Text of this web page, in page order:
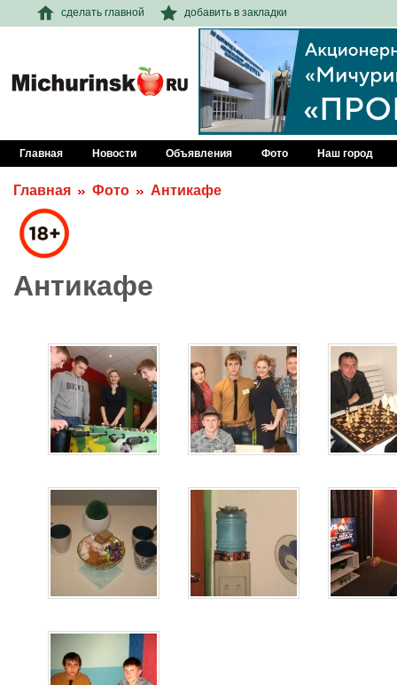
сделать главной добавить в закладки
Главная Новости Объявления Фото Наш город
Главная Фото Антикафе
Антикафе